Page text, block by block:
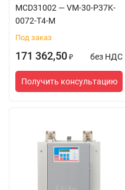
MCD31002 — VM-30-P37K-
0072-T4-M
Под заказ
171 362,50 ₽ без НДС
Получить консультацию